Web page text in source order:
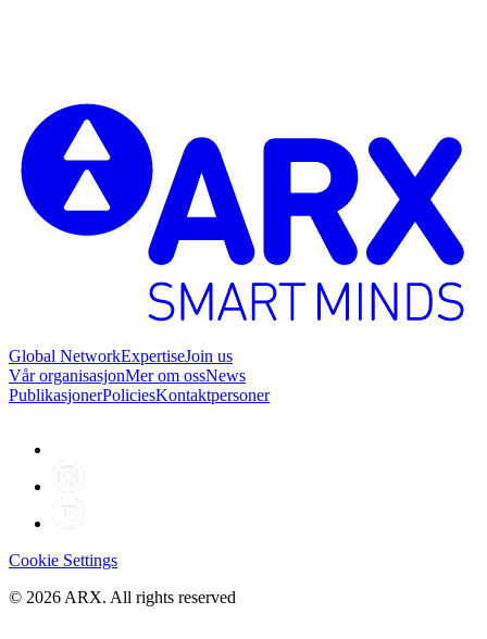
Global NetworkExpertiseJoin us
Vår organisasjonMer om ossNews
PublikasjonerPoliciesKontaktpersoner
Cookie Settings
© 2026 ARX. All rights reserved